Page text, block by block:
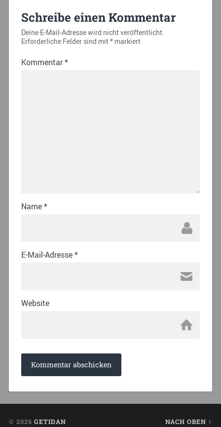
Schreibe einen Kommentar
Deine E-Mail-Adresse wird nicht veröffentlicht.
Erforderliche Felder sind mit*markiert
Kommentar*
Name*
E-Mail-Adresse*
Website
© 2026 GETIDAN NACH OBEN ↑